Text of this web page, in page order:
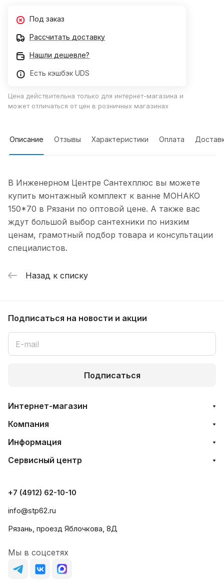
Под заказ
Рассчитать доставку
Нашли дешевле?
Есть кэшбэк UDS
Цена действительна только для интернет-магазина и
может отличаться от цен в розничных магазинах
Описание Отзывы Характеристики Оплата
В Инженерном Центре Сантехплюс вы можете
купить монтажный комплект к ванне МОНАКО
150*70 в Рязани по оптовой цене. А также вас
ждут большой выбор сантехники по низким
ценам, грамотный подбор товара и консультации
специалистов.
Назад к списку
Подписаться на новости и акции
Подписаться
Интернет-магазин
Компания
Информация
Сервисный центр
+7 (4912) 62-10-10
info@stp62.ru
Рязань, проезд Яблочкова, 8Д
Мы в соцсетях